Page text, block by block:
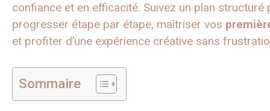
confiance et en efficacité. Suivez un plan structuré
progresser étape par étape, maîtriser vos
et profiter d’une expérience créative sans
Sommaire